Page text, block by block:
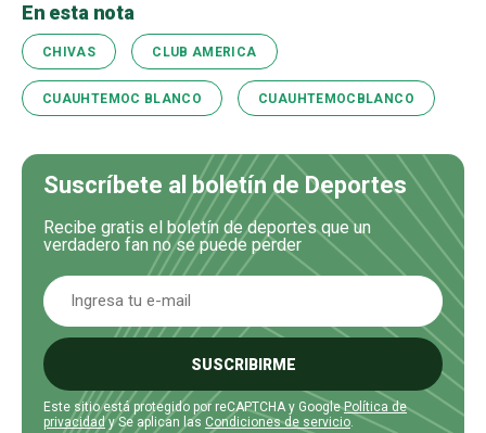
En esta nota
CHIVAS CLUB AMERICA
CUAUHTEMOC BLANCO CUAUHTEMOCBLANCO
Suscríbete al boletín de Deportes
Recibe gratis el boletín de deportes que un
verdadero fan no se puede perder
SUSCRIBIRME
Este sitio está protegido por reCAPTCHA y GooglePolítica de
privacidady Se aplican las Condiciones de servicio.